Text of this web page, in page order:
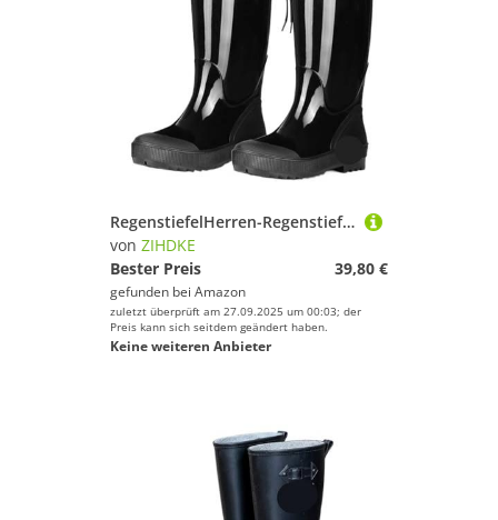
RegenstiefelHerren-Regenstiefel, wasserdicht, Mittelrohr, Küche, Autowäsche, Angeln, rutschfeste Herren-Gummischuhe Für Industrie Handwerk(44)
von ZIHDKE
Bester Preis
39,80 €
gefunden bei Amazon
zuletzt überprüft am 27.09.2025 um 00:03; der
Preis kann sich seitdem geändert haben.
Keine weiteren Anbieter